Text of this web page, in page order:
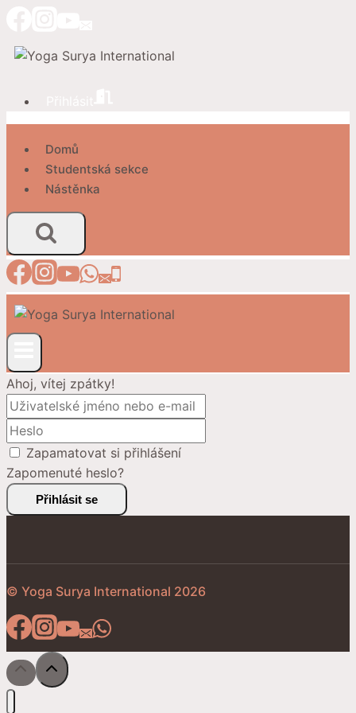
obsah
Domů
Studentská sekce
Nástěnka
Ahoj, vítej zpátky!
Zapamatovat si přihlášení
Zapomenuté heslo?
Přihlásit se
© Yoga Surya International 2026